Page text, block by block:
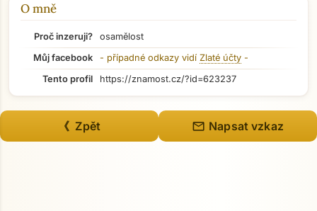
Přejít na hlavní obsah
O mně
Proč inzeruji?
osamělost
Můj facebook
- případné odkazy vidí Zlaté účty -
Tento profil
https://znamost.cz/?id=623237
《 Zpět mail Napsat vzkaz